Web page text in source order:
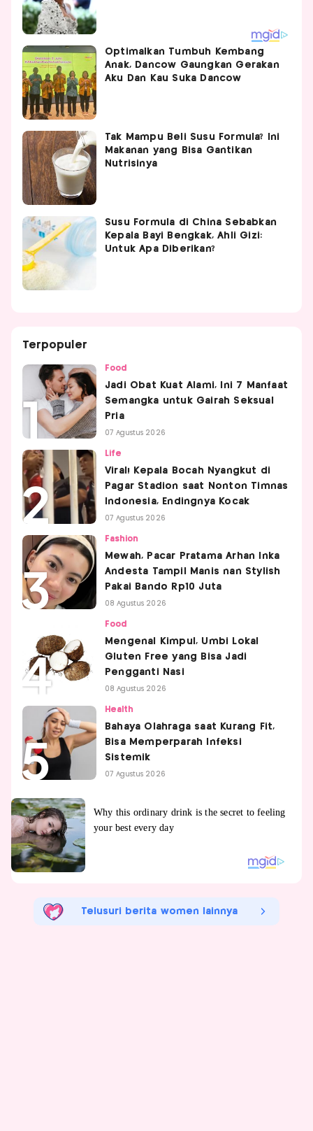
Optimalkan Tumbuh Kembang
Anak, Dancow Gaungkan Gerakan
Aku Dan Kau Suka Dancow
Tak Mampu Beli Susu Formula? Ini
Makanan yang Bisa Gantikan
Nutrisinya
Susu Formula di China Sebabkan
Kepala Bayi Bengkak, Ahli Gizi:
Untuk Apa Diberikan?
Terpopuler
Food
Jadi Obat Kuat Alami, Ini 7 Manfaat
Semangka untuk Gairah Seksual
Pria
07 Agustus 2026
Life
Viral! Kepala Bocah Nyangkut di
Pagar Stadion saat Nonton Timnas
Indonesia, Endingnya Kocak
07 Agustus 2026
Fashion
Mewah, Pacar Pratama Arhan Inka
Andesta Tampil Manis nan Stylish
Pakai Bando Rp10 Juta
08 Agustus 2026
Food
Mengenal Kimpul, Umbi Lokal
Gluten Free yang Bisa Jadi
Pengganti Nasi
08 Agustus 2026
Health
Bahaya Olahraga saat Kurang Fit,
Bisa Memperparah Infeksi
Sistemik
07 Agustus 2026
Telusuri berita women lainnya